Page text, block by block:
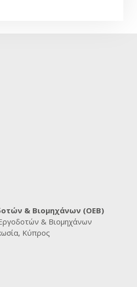
& Βιομηχάνων (ΟΕΒ)
& Βιομηχάνων
Κύπρος